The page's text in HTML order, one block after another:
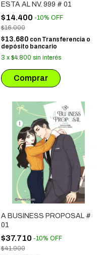
ESTA AL NV. 999 # 01
$14.400 -10% OFF
$16.000
$13.680 con Transferencia o
depósito bancario
3 x $4.800 sin interés
A BUSINESS PROPOSAL #
01
$37.710 -10% OFF
$41.900